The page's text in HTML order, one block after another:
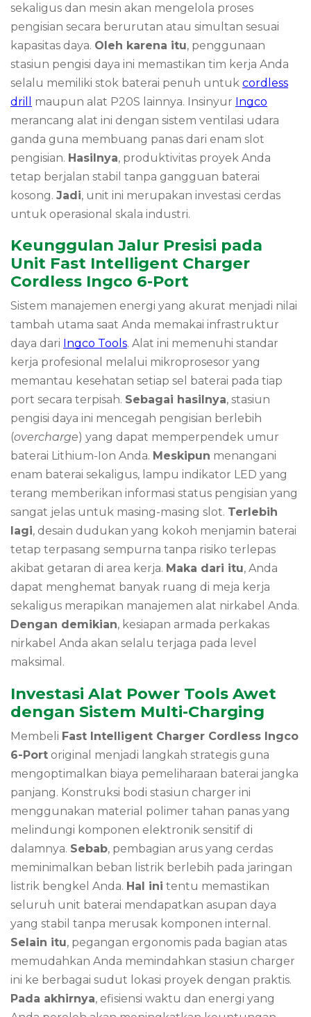
sekaligus dan mesin akan mengelola proses
pengisian secara berurutan atau simultan sesuai
kapasitas daya. Oleh karena itu, penggunaan
stasiun pengisi daya ini memastikan tim kerja Anda
selalu memiliki stok baterai penuh untuk cordless
drill
maupun alat P20S lainnya. Insinyur Ingco
merancang alat ini dengan sistem ventilasi udara
ganda guna membuang panas dari enam slot
pengisian. Hasilnya, produktivitas proyek Anda
tetap berjalan stabil tanpa gangguan baterai
kosong. Jadi, unit ini merupakan investasi cerdas
untuk operasional skala industri.
Keunggulan Jalur Presisi pada
Unit Fast Intelligent Charger
Cordless Ingco 6-Port
Sistem manajemen energi yang akurat menjadi nilai
tambah utama saat Anda memakai infrastruktur
daya dari Ingco Tools. Alat ini memenuhi standar
kerja profesional melalui mikroprosesor yang
memantau kesehatan setiap sel baterai pada tiap
port secara terpisah. Sebagai hasilnya, stasiun
pengisi daya ini mencegah pengisian berlebih
(overcharge) yang dapat memperpendek umur
baterai Lithium-Ion Anda. Meskipun menangani
enam baterai sekaligus, lampu indikator LED yang
terang memberikan informasi status pengisian yang
sangat jelas untuk masing-masing slot. Terlebih
lagi, desain dudukan yang kokoh menjamin baterai
tetap terpasang sempurna tanpa risiko terlepas
akibat getaran di area kerja. Maka dari itu, Anda
dapat menghemat banyak ruang di meja kerja
sekaligus merapikan manajemen alat nirkabel Anda.
Dengan demikian, kesiapan armada perkakas
nirkabel Anda akan selalu terjaga pada level
maksimal.
Investasi Alat Power Tools Awet
dengan Sistem Multi-Charging
Membeli Fast Intelligent Charger Cordless Ingco
6-Port original menjadi langkah strategis guna
mengoptimalkan biaya pemeliharaan baterai jangka
panjang. Konstruksi bodi stasiun charger ini
menggunakan material polimer tahan panas yang
melindungi komponen elektronik sensitif di
dalamnya. Sebab, pembagian arus yang cerdas
meminimalkan beban listrik berlebih pada jaringan
listrik bengkel Anda. Hal ini tentu memastikan
seluruh unit baterai mendapatkan asupan daya
yang stabil tanpa merusak komponen internal.
Selain itu, pegangan ergonomis pada bagian atas
memudahkan Anda memindahkan stasiun charger
ini ke berbagai sudut lokasi proyek dengan praktis.
Pada akhirnya, efisiensi waktu dan energi yang